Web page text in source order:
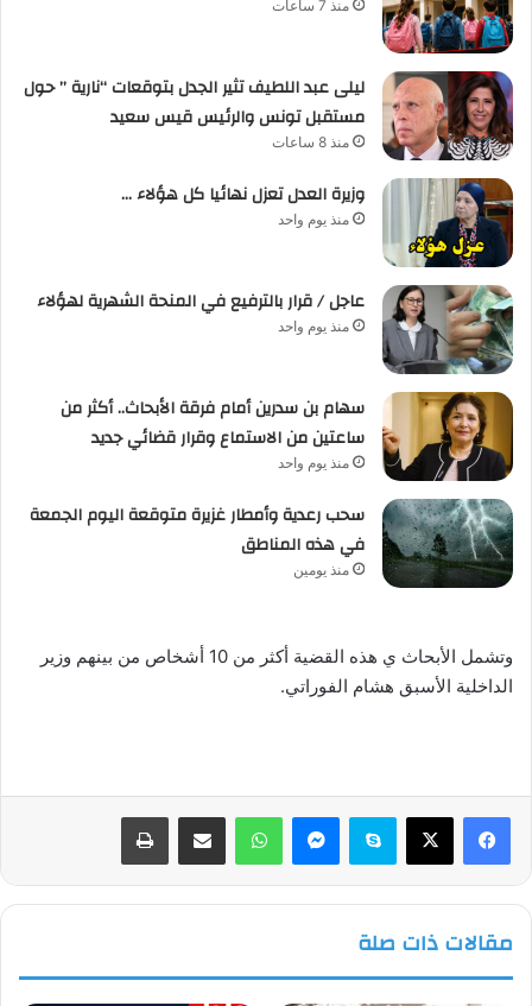
منذ 7 ساعات
ليلى عبد اللطيف تثير الجدل بتوقعات “نارية ” حول
مستقبل تونس والرئيس قيس سعيد
منذ 8 ساعات
وزيرة العدل تعزل نهائيا كل هؤلاء …
منذ يوم واحد
عاجل / قرار بالترفيع في المنحة الشهرية لهؤلاء
منذ يوم واحد
سهام بن سدرين أمام فرقة الأبحاث.. أكثر من
ساعتين من الاستماع وقرار قضائي جديد
منذ يوم واحد
سحب رعدية وأمطار غزيرة متوقعة اليوم الجمعة
في هذه المناطق
منذ يومين
وتشمل الأبحاث ي هذه القضية أكثر من 10 أشخاص من بينهم وزير
الداخلية الأسبق هشام الفوراتي.
فيسبوك سكايب واتساب
مقالات ذات صلة